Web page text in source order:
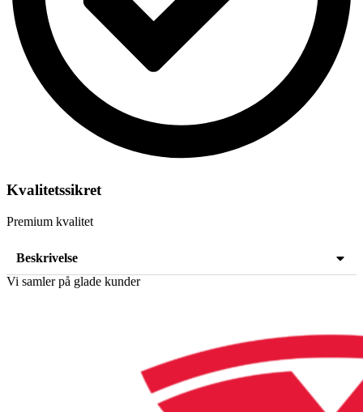
Kvalitetssikret
Premium kvalitet
Beskrivelse
Vi samler på glade kunder